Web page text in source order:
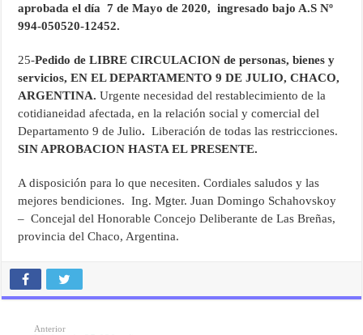
aprobada el día 7 de Mayo de 2020, ingresado bajo A.S Nº
994-050520-12452.
25-Pedido de LIBRE CIRCULACION de personas, bienes y
servicios, EN EL DEPARTAMENTO 9 DE JULIO, CHACO,
ARGENTINA.Urgente necesidad del restablecimiento de la
cotidianeidad afectada, en la relación social y comercial del
Departamento 9 de Julio.Liberación de todas las restricciones.
SIN APROBACION HASTA EL PRESENTE.
A disposición para lo que necesiten. Cordiales saludos y las
mejores bendiciones. Ing. Mgter. Juan Domingo Schahovskoy
– Concejal del Honorable Concejo Deliberante de Las Breñas,
provincia del Chaco, Argentina.
Anterior